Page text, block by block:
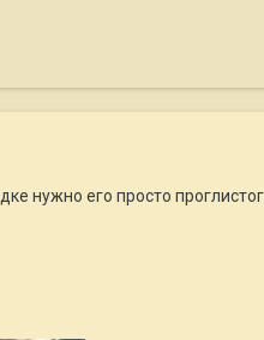
нужно его просто